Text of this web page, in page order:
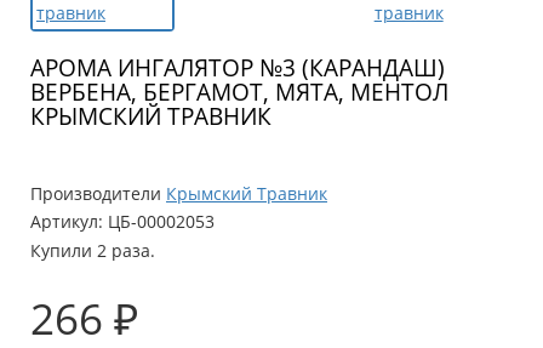
АРОМА ИНГАЛЯТОР №3 (КАРАНДАШ)
ВЕРБЕНА, БЕРГАМОТ, МЯТА, МЕНТОЛ
КРЫМСКИЙ ТРАВНИК
Производители Крымский Травник
Артикул: ЦБ-00002053
Купили 2 раза.
266 ₽